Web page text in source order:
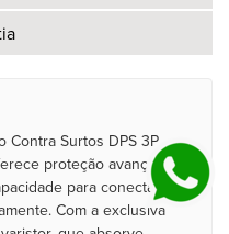
Contra Surtos DPS 3P
proteção avançada
para conectar
Com a exclusiva